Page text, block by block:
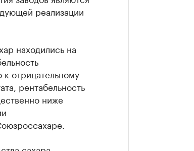
реализации
находились на
к отрицательному
рентабельность
ниже